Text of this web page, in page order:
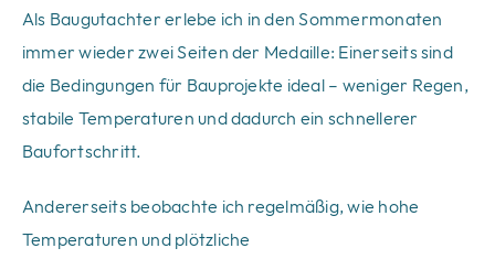
Als Baugutachter erlebe ich in den Sommermonaten
immer wieder zwei Seiten der Medaille: Einerseits sind
die Bedingungen für Bauprojekte ideal – weniger Regen,
stabile Temperaturen und dadurch ein schnellerer
Baufortschritt.
Andererseits beobachte ich regelmäßig, wie hohe
Temperaturen und plötzliche